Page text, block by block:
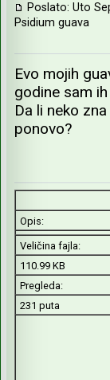
Poslato: Uto
Psidium guava
Evo mojih
godine sam
Da li neko
ponovo?
Opis:
Veličina fajla:
110.99 KB
Pregleda:
231 puta